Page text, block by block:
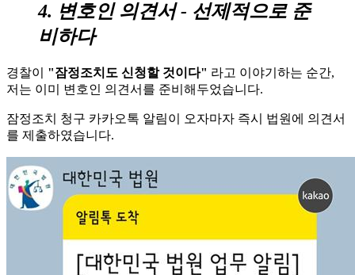
4. 변호인 의견서 - 선제적으로 준
비하다
경찰이 "잠정조치도 신청할 것이다" 라고 이야기하는 순간,
저는 이미 변호인 의견서를 준비해두었습니다.
잠정조치 청구 카카오톡 알림이 오자마자 즉시 법원에 의견서
를 제출하였습니다.